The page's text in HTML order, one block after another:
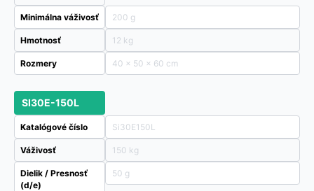
Minimálna váživosť 200 g
Hmotnosť 12 kg
Rozmery 40 × 50 × 60 cm
SI30E-150L
Katalógové číslo Si30E150L
Váživosť 150 kg
Dielik / Presnosť
(d/e)
50 g